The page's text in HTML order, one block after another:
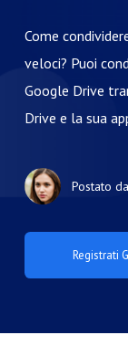
Come
veloci? Puoi
Google Drive
Drive e la sua
Postato da